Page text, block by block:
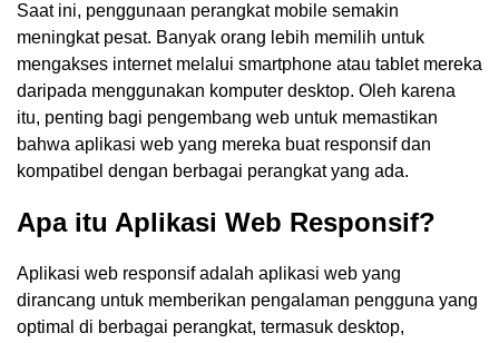
Saat ini, penggunaan perangkat mobile semakin
meningkat pesat. Banyak orang lebih memilih untuk
mengakses internet melalui smartphone atau tablet mereka
daripada menggunakan komputer desktop. Oleh karena
itu, penting bagi pengembang web untuk memastikan
bahwa aplikasi web yang mereka buat responsif dan
kompatibel dengan berbagai perangkat yang ada.
Apa itu Aplikasi Web Responsif?
Aplikasi web responsif adalah aplikasi web yang
dirancang untuk memberikan pengalaman pengguna yang
optimal di berbagai perangkat, termasuk desktop,